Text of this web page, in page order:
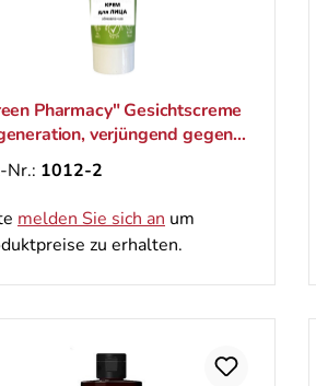
Pharmacy" Gesichtscreme
verjüngend gegen
100 ml
1012-2
melden Sie sich an um
zu erhalten.